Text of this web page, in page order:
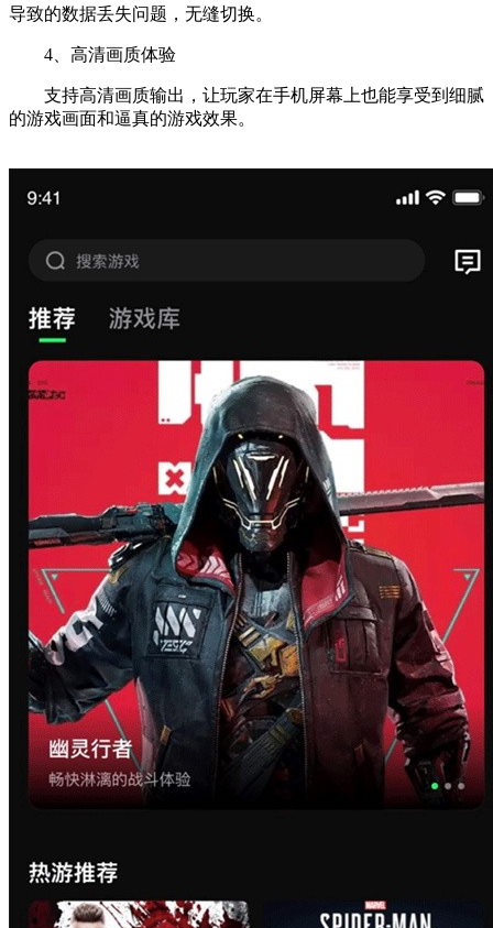
导致的数据丢失问题，无缝切换。
4、高清画质体验
支持高清画质输出，让玩家在手机屏幕上也能享受到细腻
的游戏画面和逼真的游戏效果。